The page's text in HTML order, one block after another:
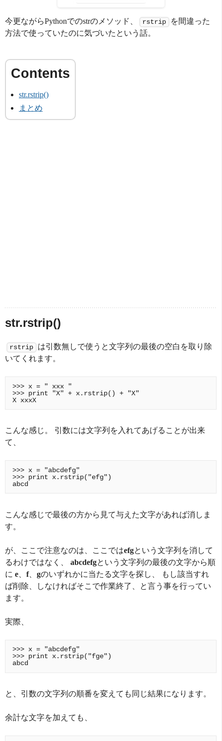
今更ながらPythonでのstrのメソッド、 rstrip
を間違った
方法で使っていたのに気づいたという話。
str.rstrip()
まとめ
str.rstrip()
rstrip
は引数無しで使うと文字列の最後の空白を取り除
いてくれます。
>>> x = " xxx "
>>> print "X" + x.rstrip() + "X"
こんな感じ。 引数には文字列を入れてあげることが出来
て、
>>> x = "abcdefg"
>>> print x.rstrip("efg")
こんな感じで最後の方から見て与えた文字があれば消しま
す。
が、ここで注意なのは、ここではefgという文字列を消して
るわけではなく、 abcdefgという文字列の最後の文字から順
に e f、 gのいずれかに当たる文字を探し、 もし該当すれ
ば削除、しなければそこで作業終了、と言う事を行ってい
ます。
実際、
>>> x = "abcdefg"
>>> print x.rstrip("fge")
と、引数の文字列の順番を変えても同じ結果になります。
余計な文字を加えても、